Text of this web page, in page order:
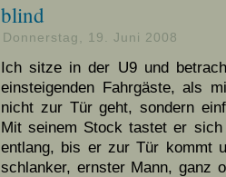
blind
Donnerstag, 19. Juni 2008
Ich sitze in der U9 und
einsteigenden Fahrgäste, als
nicht zur Tür geht, sondern
Mit seinem Stock tastet er
entlang, bis er zur Tür kommt
schlanker, ernster Mann, ganz